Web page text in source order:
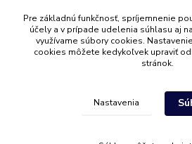
+421 908 861 051
(Po - Pia 7:30-15:30)
info@mati.sk
Pre základnú funkčnosť, spríjemnenie
účely a v prípade udelenia súhlasu aj
využívame súbory cookies.
cookies môžete kedykoľvek upraviť
stránok.
Nastavenia